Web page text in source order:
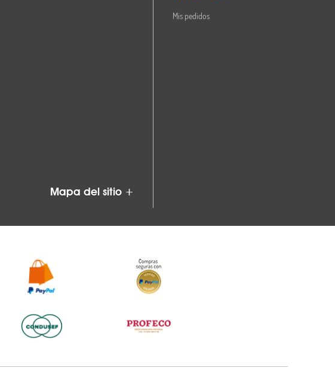
Mapa del sitio +
Mis pedidos